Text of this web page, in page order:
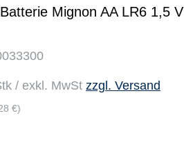
Mignon AA LR6 1,5 V
/ exkl. MwSt zzgl. Versand
€)